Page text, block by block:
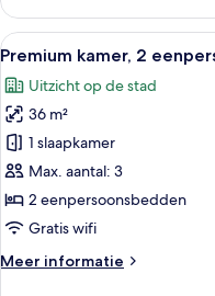
laden
suite,
slaapkamer,
roken,
uitzicht
op
stad
Alle
foto's
voor
Premium
kamer,
2
eenpersoonsbedden,
niet-
bad
6
Premium kamer, 2
Uitzicht op de stad
36 m²
1 slaapkamer
Max. aantal: 3
2 eenpersoonsbedden
Gratis wifi
Meer informatie
Meer